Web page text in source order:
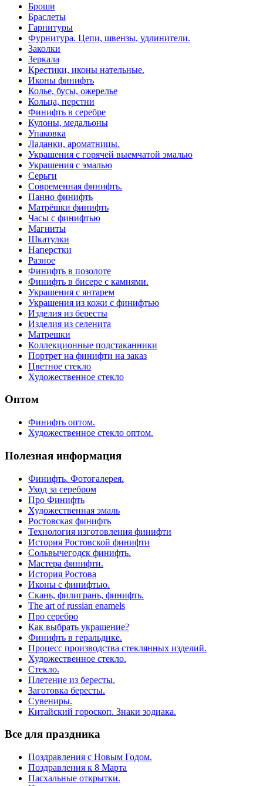
Броши
Браслеты
Гарнитуры
Фурнитура. Цепи, швензы, удлинители.
Заколки
Зеркала
Крестики, иконы нательные.
Иконы финифть
Колье, бусы, ожерелье
Кольца, перстни
Финифть в серебре
Кулоны, медальоны
Упаковка
Ладанки, ароматницы.
Украшения с горячей выемчатой эмалью
Украшения с эмалью
Серьги
Современная финифть.
Панно финифть
Матрёшки финифть
Часы с финифтью
Магниты
Шкатулки
Наперстки
Разное
Финифть в позолоте
Финифть в бисере с камнями.
Украшения с янтарем
Украшения из кожи с финифтью
Изделия из бересты
Изделия из селенита
Матрешки
Коллекционные подстаканники
Портрет на финифти на заказ
Цветное стекло
Художественное стекло
Оптом
Финифть оптом.
Художественное стекло оптом.
Полезная информация
Финифть. Фотогалерея.
Уход за серебром
Про Финифть
Художественная эмаль
Ростовская финифть
Технология изготовления финифти
История Ростовской финифти
Сольвычегодск финифть.
Мастера финифти.
История Ростова
Иконы с финифтью.
Скань, филигрань, финифть.
The art of russian enamels
Про серебро
Как выбрать украшение?
Финифть в геральдике.
Процесс производства стеклянных изделий.
Художественное стекло.
Стекло.
Плетение из бересты.
Заготовка бересты.
Сувениры.
Китайский гороскоп. Знаки зодиака.
Все для праздника
Поздравления с Новым Годом.
Поздравления к 8 Марта
Пасхальные открытки.